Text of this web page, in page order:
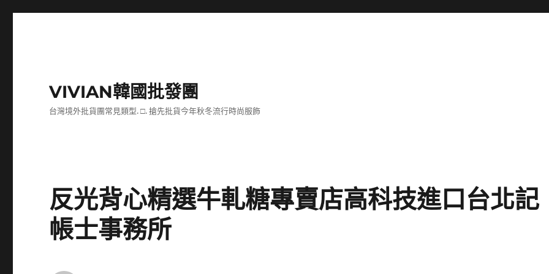
VIVIAN韓國批發團
台灣境外批貨團常見類型. □. 搶先批貨今年秋冬流行時尚服飾
反光背心精選牛軋糖專賣店高科技進口台北記
帳士事務所